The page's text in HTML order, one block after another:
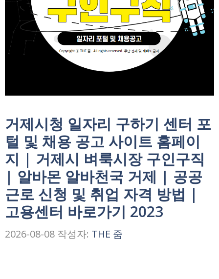
거제시청 일자리 구하기 센터 포
털 및 채용 공고 사이트 홈페이
지 | 거제시 벼룩시장 구인구직
| 알바몬 알바천국 거제 | 공공
근로 신청 및 취업 자격 방법 |
고용센터 바로가기 2023
2026-08-08 작성자: THE 줌